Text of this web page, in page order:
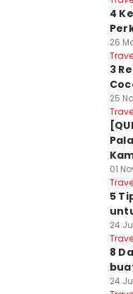
4
26
3
25
01
5
24
8
24